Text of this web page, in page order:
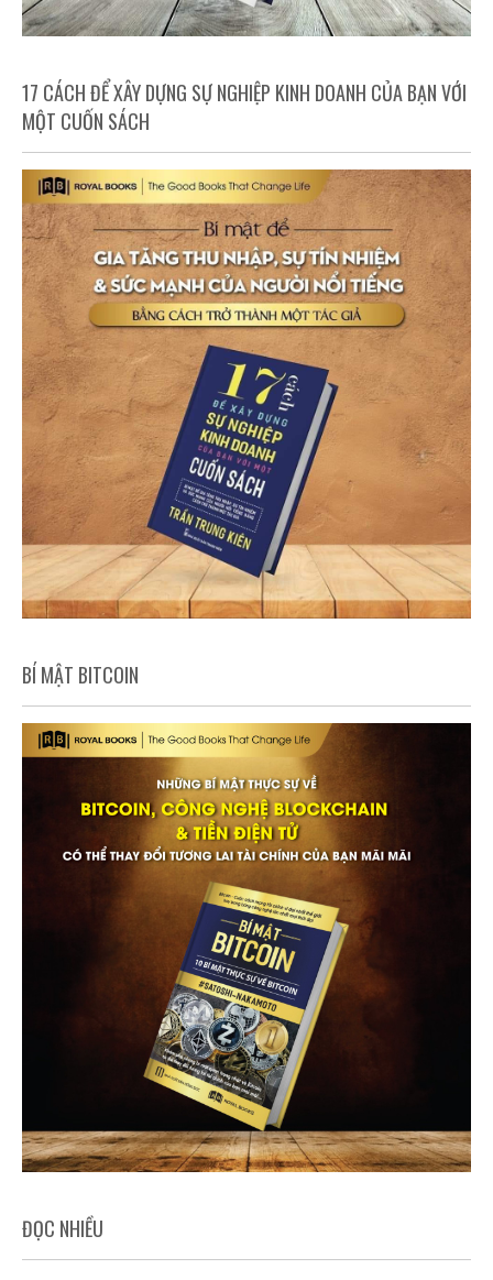
17 CÁCH ĐỂ XÂY DỰNG SỰ NGHIỆP KINH DOANH CỦA BẠN VỚI
MỘT CUỐN SÁCH
BÍ MẬT BITCOIN
ĐỌC NHIỀU